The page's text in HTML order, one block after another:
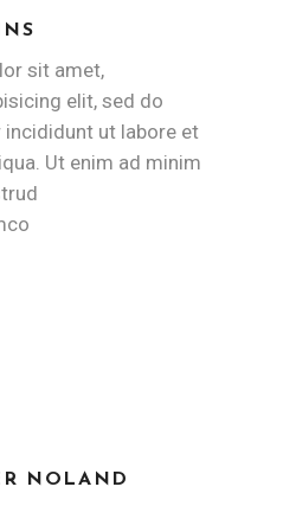
sit amet,
elit, sed do
ut labore et
Ut enim ad minim
NOLAND